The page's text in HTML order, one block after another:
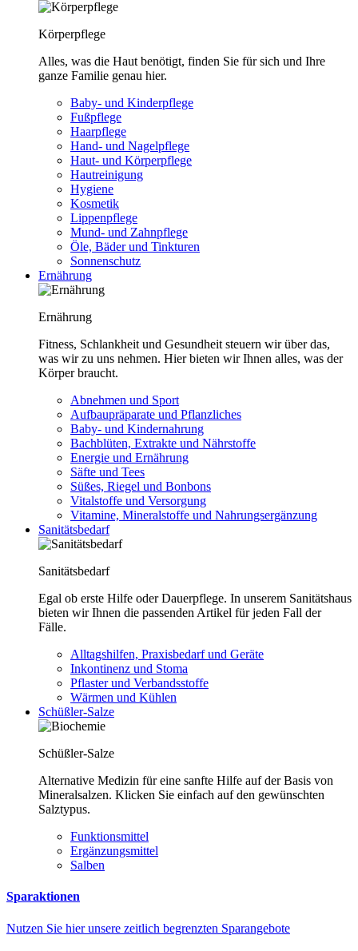
Körperpflege
Alles, was die Haut benötigt, finden Sie für sich und Ihre
ganze Familie genau hier.
Baby- und Kinderpflege
Fußpflege
Haarpflege
Hand- und Nagelpflege
Haut- und Körperpflege
Hautreinigung
Hygiene
Kosmetik
Lippenpflege
Mund- und Zahnpflege
Öle, Bäder und Tinkturen
Sonnenschutz
Ernährung
Ernährung
Fitness, Schlankheit und Gesundheit steuern wir über das,
was wir zu uns nehmen. Hier bieten wir Ihnen alles, was der
Körper braucht.
Abnehmen und Sport
Aufbaupräparate und Pflanzliches
Baby- und Kindernahrung
Bachblüten, Extrakte und Nährstoffe
Energie und Ernährung
Säfte und Tees
Süßes, Riegel und Bonbons
Vitalstoffe und Versorgung
Vitamine, Mineralstoffe und Nahrungsergänzung
Sanitätsbedarf
Sanitätsbedarf
Egal ob erste Hilfe oder Dauerpflege. In unserem Sanitätshaus
bieten wir Ihnen die passenden Artikel für jeden Fall der
Fälle.
Alltagshilfen, Praxisbedarf und Geräte
Inkontinenz und Stoma
Pflaster und Verbandsstoffe
Wärmen und Kühlen
Schüßler-Salze
Schüßler-Salze
Alternative Medizin für eine sanfte Hilfe auf der Basis von
Mineralsalzen. Klicken Sie einfach auf den gewünschten
Salztypus.
Funktionsmittel
Ergänzungsmittel
Salben
Sparaktionen
Nutzen Sie hier unsere zeitlich begrenzten Sparangebote